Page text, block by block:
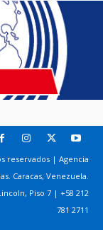
reservados | Agencia
Caracas, Venezuela.
Piso 7 | +58 212
781 2711